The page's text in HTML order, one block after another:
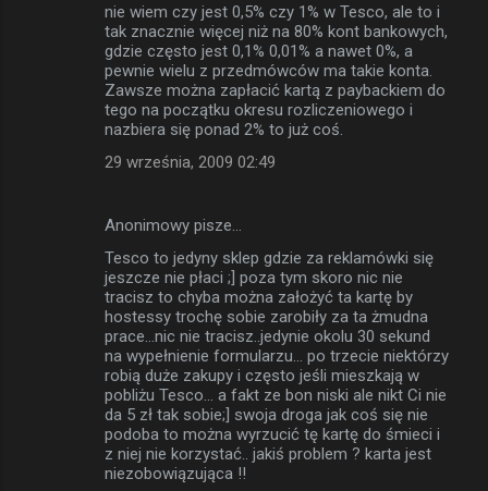
nie wiem czy jest 0,5% czy 1% w Tesco, ale to i
tak znacznie więcej niż na 80% kont bankowych,
gdzie często jest 0,1% 0,01% a nawet 0%, a
pewnie wielu z przedmówców ma takie konta.
Zawsze można zapłacić kartą z paybackiem do
tego na początku okresu rozliczeniowego i
nazbiera się ponad 2% to już coś.
29 września, 2009 02:49
Anonimowy pisze…
Tesco to jedyny sklep gdzie za reklamówki się
jeszcze nie płaci ;] poza tym skoro nic nie
tracisz to chyba można założyć ta kartę by
hostessy trochę sobie zarobiły za ta żmudna
prace...nic nie tracisz..jedynie okolu 30 sekund
na wypełnienie formularzu... po trzecie niektórzy
robią duże zakupy i często jeśli mieszkają w
pobliżu Tesco... a fakt ze bon niski ale nikt Ci nie
da 5 zł tak sobie;] swoja droga jak coś się nie
podoba to można wyrzucić tę kartę do śmieci i
z niej nie korzystać.. jakiś problem ? karta jest
niezobowiązująca !!